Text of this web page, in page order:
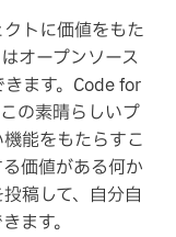
トに価値をもた
オープンソース
ます。Code for
の素晴らしいプ
能をもたらすこ
価値がある何か
稿して、自分自
ます。